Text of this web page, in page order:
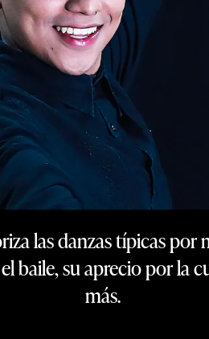
las danzas típicas
baile, su aprecio por la
más.